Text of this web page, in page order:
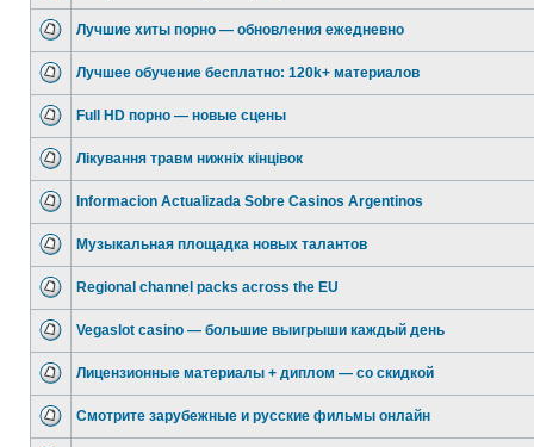
Лучшие хиты порно — обновления ежедневно
Лучшее обучение бесплатно: 120k+ материалов
Full HD порно — новые сцены
Лікування травм нижніх кінцівок
Informacion Actualizada Sobre Casinos Argentinos
Музыкальная площадка новых талантов
Regional channel packs across the EU
Vegaslot casino — большие выигрыши каждый день
Лицензионные материалы + диплом — со скидкой
Смотрите зарубежные и русские фильмы онлайн